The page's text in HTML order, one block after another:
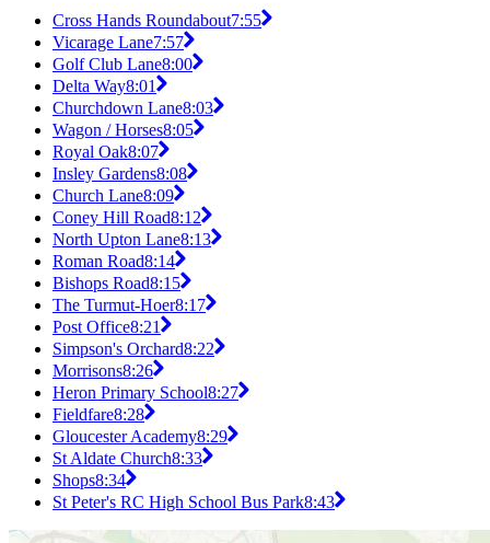
Cross Hands Roundabout7:55
Vicarage Lane7:57
Golf Club Lane8:00
Delta Way8:01
Churchdown Lane8:03
Wagon / Horses8:05
Royal Oak8:07
Insley Gardens8:08
Church Lane8:09
Coney Hill Road8:12
North Upton Lane8:13
Roman Road8:14
Bishops Road8:15
The Turmut-Hoer8:17
Post Office8:21
Simpson's Orchard8:22
Morrisons8:26
Heron Primary School8:27
Fieldfare8:28
Gloucester Academy8:29
St Aldate Church8:33
Shops8:34
St Peter's RC High School Bus Park8:43